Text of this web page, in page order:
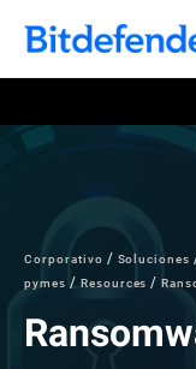
Corporativo Soluciones
pymes
Resources